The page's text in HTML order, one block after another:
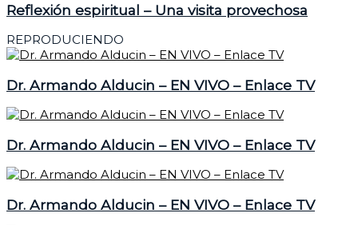
Reflexión espiritual – Una visita provechosa
REPRODUCIENDO
Dr. Armando Alducin – EN VIVO – Enlace TV
Dr. Armando Alducin – EN VIVO – Enlace TV
Dr. Armando Alducin – EN VIVO – Enlace TV